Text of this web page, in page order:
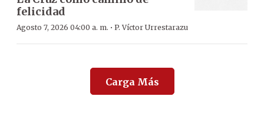
felicidad
Agosto 7, 2026 04:00 a. m. · P. Víctor Urrestarazu
Carga Más